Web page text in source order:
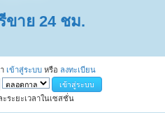
าย 24 ชม.
เข้าสู่ระบบ หรือ ลงทะเบียน
ระยะเวลาในเซสชั่น